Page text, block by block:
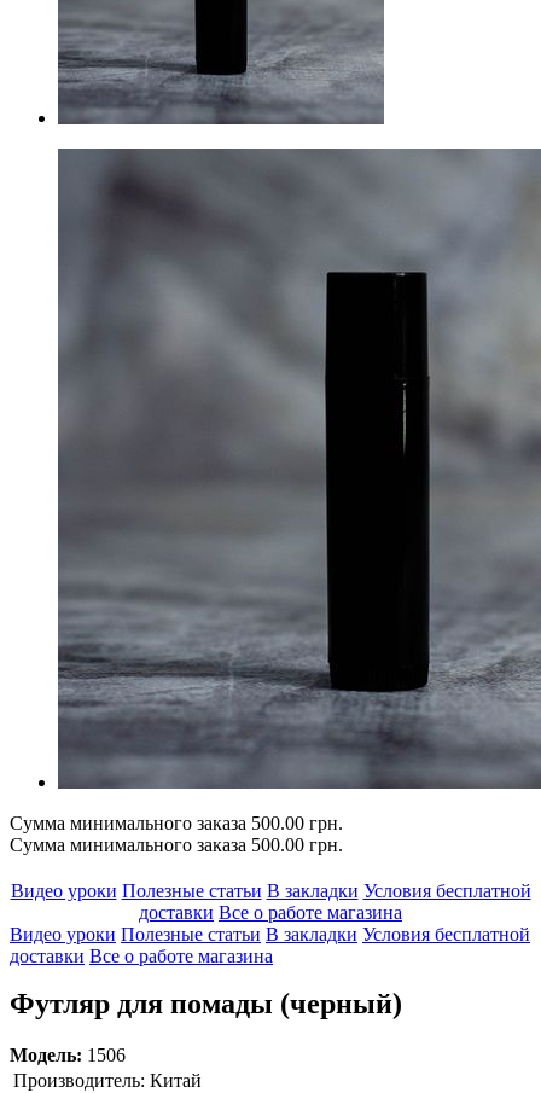
Сумма минимального заказа 500.00 грн.
Сумма минимального заказа 500.00 грн.
Видео уроки Полезные статьи В закладки Условия бесплатной
доставки Все о работе магазина
Видео уроки Полезные статьи В закладки Условия бесплатной
доставки Все о работе магазина
Футляр для помады (черный)
Модель: 1506
Производитель: Китай